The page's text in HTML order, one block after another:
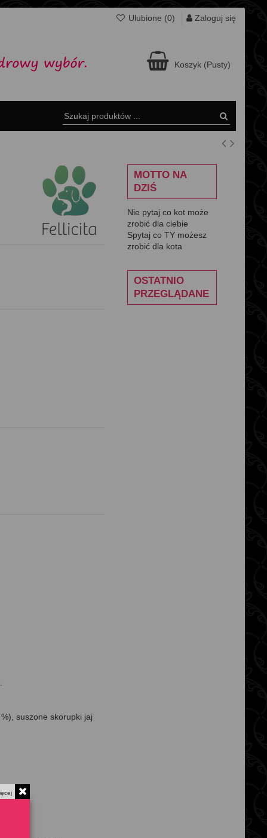
Ulubione (0) Zaloguj się
Koszyk (Pusty)
suszone skorupki jaj
MOTTO NA
DZIŚ
Nie pytaj co kot może
zrobić dla ciebie
Spytaj co TY możesz
zrobić dla kota
OSTATNIO
PRZEGLĄDANE